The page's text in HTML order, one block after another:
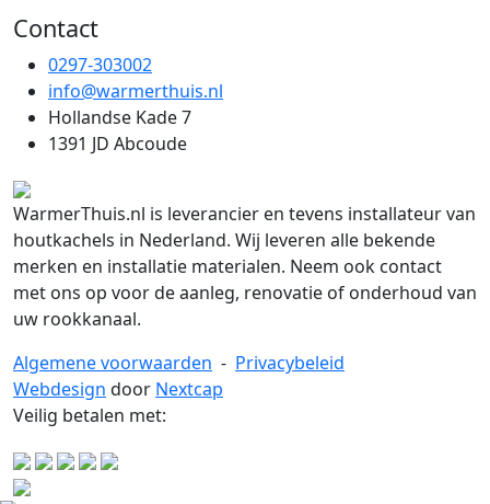
Contact
0297-303002
info@warmerthuis.nl
Hollandse Kade 7
1391 JD Abcoude
WarmerThuis.nl is leverancier en tevens installateur van
houtkachels in Nederland. Wij leveren alle bekende
merken en installatie materialen. Neem ook contact
met ons op voor de aanleg, renovatie of onderhoud van
uw rookkanaal.
Algemene voorwaarden - Privacybeleid
Webdesign door Nextcap
Veilig betalen met: